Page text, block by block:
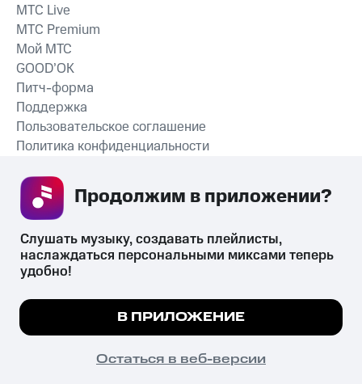
СКАЧАТЬ ПРИЛОЖЕНИЕ
MTС Live
MTС Premium
Мой МТС
GOOD’OK
Питч-форма
Поддержка
Пользовательское соглашение
Политика конфиденциальности
психотропных веществ, их аналогов причиняет вред здоровью,
их незаконный оборот запрещён и влечёт установленную
законодательством ответственность.
© 2026 ООО «КИОН».
Все права защищены
Мы используем куки, чтобы на сайте все
Подробнее
ПОНЯТНО
Слушать музыку, создавать плейлисты,
наслаждаться персональными миксами теперь
удобно!
В ПРИЛОЖЕНИЕ
Остаться в веб-версии